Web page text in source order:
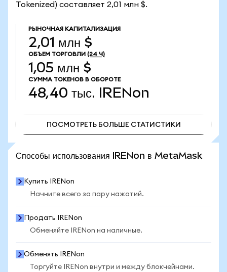
Tokenized) составляет 2,01 млн $.
РЫНОЧНАЯ КАПИТАЛИЗАЦИЯ
2,01 млн $
ОБЪЕМ ТОРГОВЛИ (24 Ч)
1,05 млн $
СУММА ТОКЕНОВ В ОБОРОТЕ
48,40 тыс. IRENon
ПОСМОТРЕТЬ БОЛЬШЕ СТАТИСТИКИ
Способы использования IRENon в MetaMask
Купить IRENon
Начните всего за пару нажатий.
Продать IRENon
Обменяйте IRENon на наличные.
Обменять IRENon
Торгуйте IRENon внутри и между блокчейнами.